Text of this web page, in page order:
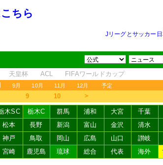
ちら
Jリーグとサッカー
天皇杯 ACL FIFAワールドカップ
9月 10月 11月 12月 予定
9 10 ＞
木SC 栃木C 群馬 浦和 大宮 千葉
松本 長野 新潟 富山 金沢 清水
神戸 鳥取 岡山 広島 山口 讃岐
宮崎 鹿児島 琉球 総合 代表 海外